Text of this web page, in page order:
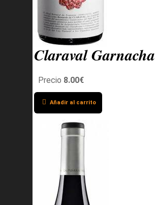
Claraval Garnacha
Precio 8.00€
Añadir al carrito